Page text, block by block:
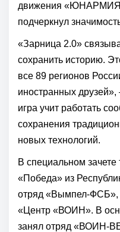
движения
подчеркнул
«Зарница 2.0»
сохранить историю.
все 89 регионов
иностранных
игра учит работать
сохранения
новых технологий.
В специальном зачете
«Победа» из
отряд «Вымпел-ФСБ»,
«Центр «ВОИН». В
занял отряд «ВОИН-